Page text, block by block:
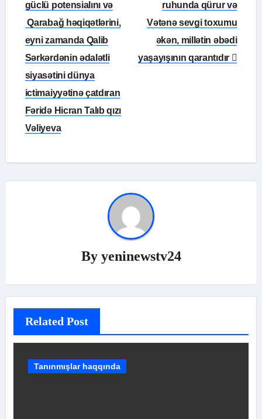
naviqasiyası
güclü potensialını və
Qarabağ həqiqətlərini,
eyni zamanda Qalib
Sərkərdənin ədalətli
siyasətini dünya
ictimaiyyətinə çatdıran
Fəridə Hicran Talıb qızı
Vəliyeva
ruhunda qürur və
Vətənə sevgi toxumu
əkən, millətin əbədi
yaşayışının qarantıdır
By yeninewstv24
Related Post
Tanınmışlar haqqında